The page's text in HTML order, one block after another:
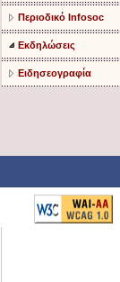
Περιοδικό Infosoc
Εκδηλώσεις
Ειδησεογραφία